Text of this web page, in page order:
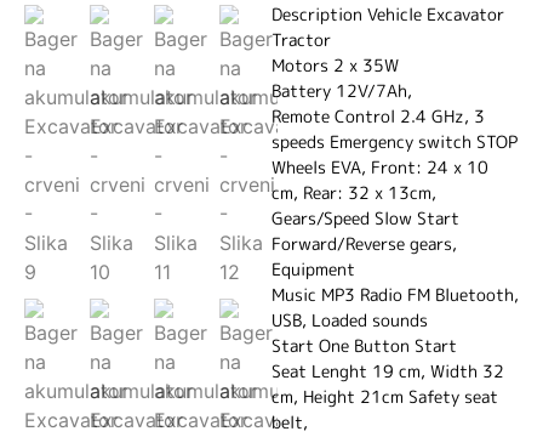
Description Vehicle Excavator
Tractor
Motors 2 x 35W
Battery 12V/7Ah,
Remote Control 2.4 GHz, 3
speeds Emergency switch STOP
Wheels EVA, Front: 24 x 10
cm, Rear: 32 x 13cm,
Gears/Speed Slow Start
Forward/Reverse gears,
Equipment
Music MP3 Radio FM Bluetooth,
USB, Loaded sounds
Start One Button Start
Seat Lenght 19 cm, Width 32
cm, Height 21cm Safety seat
belt,